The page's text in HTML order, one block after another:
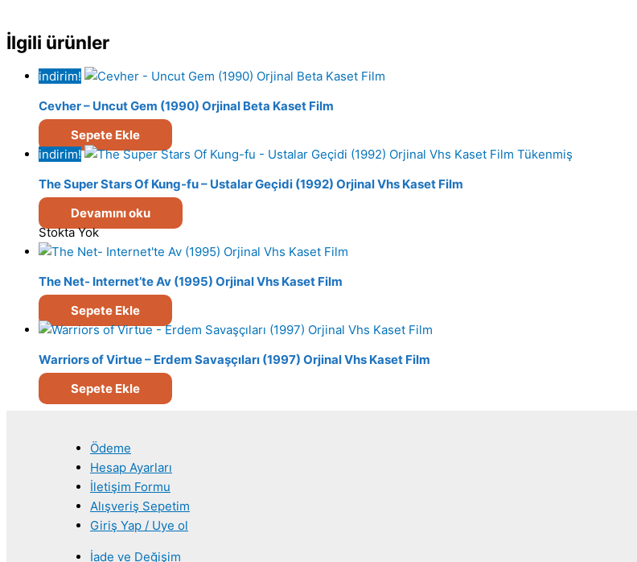
İlgili ürünler
indirim!
Cevher – Uncut Gem (1990) Orjinal Beta Kaset Film
Sepete Ekle
indirim!
Tükenmiş
The Super Stars Of Kung-fu – Ustalar Geçidi (1992) Orjinal Vhs Kaset Film
Devamını oku
Stokta Yok
The Net- Internet’te Av (1995) Orjinal Vhs Kaset Film
Sepete Ekle
Warriors of Virtue – Erdem Savaşçıları (1997) Orjinal Vhs Kaset Film
Sepete Ekle
Ödeme
Hesap Ayarları
İletişim Formu
Alışveriş Sepetim
Giriş Yap / Uye ol
İade ve Değişim